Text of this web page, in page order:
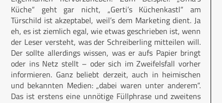
Küche“ geht gar nicht, „Gerti’s Küchenkastl“ am
Türschild ist akzeptabel, weil’s dem Marketing dient. Ja
eh, es ist ziemlich egal, wie etwas geschrieben ist, wenn
der Leser versteht, was der Schreiberling mitteilen will.
Der sollte allerdings wissen, was er aufs Papier bringt
oder ins Netz stellt – oder sich im Zweifelsfall vorher
informieren. Ganz beliebt derzeit, auch in heimischen
und bekannten Medien: „dabei waren unter anderem“.
Das ist erstens eine unnötige Füllphrase und zweitens